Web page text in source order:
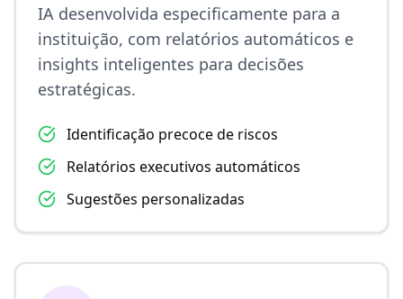
IA desenvolvida especificamente para a
instituição, com relatórios automáticos e
insights inteligentes para decisões
estratégicas.
Identificação precoce de riscos
Relatórios executivos automáticos
Sugestões personalizadas